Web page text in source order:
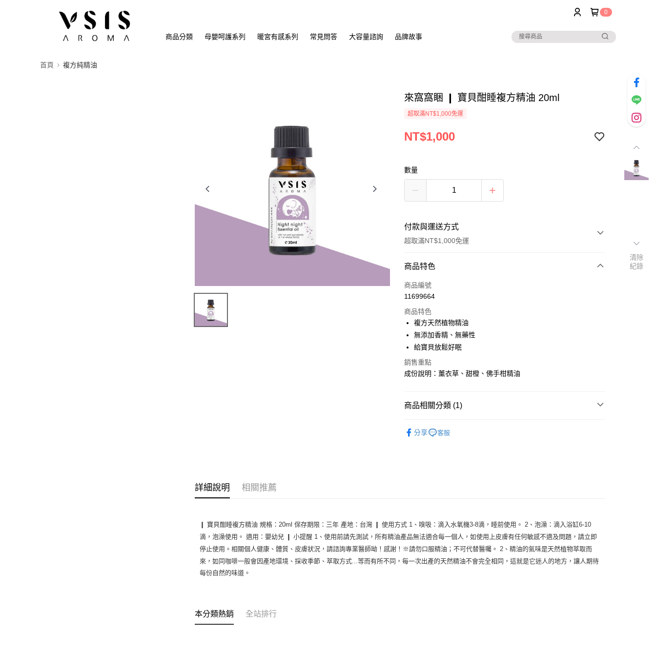
0
商品分類 母嬰呵護系列 暖宮有感系列 常見問答 大容量諮詢 品牌故事
首頁 複方純精油
來窩窩睏 ❙ 寶貝酣睡複方精油 20ml
超取滿NT$1,000免運
NT$1,000
數量
付款與運送方式
超取滿NT$1,000免運
付款方式
信用卡一次付款
LINE Pay
Apple Pay
悠遊付
商品特色
商品編號
11699664
商品特色
複方天然植物精油
無添加香精、無藥性
給寶貝放鬆好眠
銷售重點
成份說明：薰衣草、甜橙、佛手柑精油
商品相關分類 (1)
分享
客服
詳細說明 相關推薦
❙ 寶貝酣睡複方精油 規格：20ml 保存期限：三年 產地：台灣 ❙ 使用方式 1、嗅吸：滴入水氧機3-8滴，睡前使用。 2、泡澡：滴入浴缸6-10
滴，泡澡使用。 適用：嬰幼兒 ❙ 小提醒 1、使用前請先測試，所有精油產品無法適合每一個人，如使用上皮膚有任何敏感不適及問題，請立即
停止使用。相關個人健康、體質、皮膚狀況，請諮詢專業醫師呦！感謝！※請勿口服精油；不可代替醫囑。 2、精油的氣味是天然植物萃取而
來，如同咖啡一般會因產地環境、採收季節、萃取方式...等而有所不同，每一次出產的天然精油不會完全相同，這就是它迷人的地方，讓人期待
每份自然的味道。
本分類熱銷 全站排行
清除
紀錄